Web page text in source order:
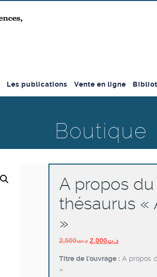
Les publications Vente en ligne
Boutique
A propos du
thésaurus «
»
د.ت2,500
Le
initial
د.ت2,000
Le
actuel
Titre de l’ouvrage :A propos
»